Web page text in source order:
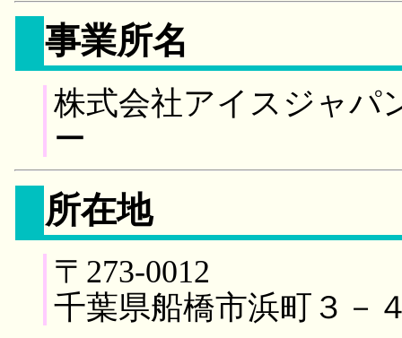
事業所名
株式会社アイスジャ
ー
所在地
〒273-0012
千葉県船橋市浜町３－